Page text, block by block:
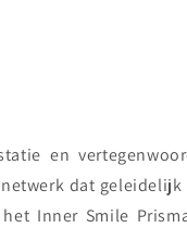
en
dat geleidelijk
Inner Smile